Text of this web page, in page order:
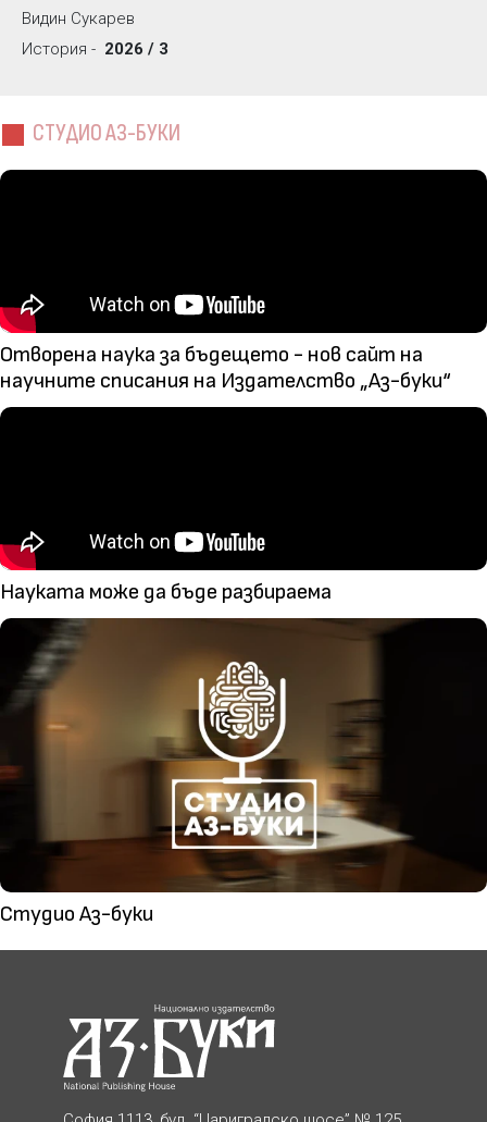
Видин Сукарев
История - 2026 / 3
СТУДИО АЗ-БУКИ
Отворена наука за бъдещето - нов сайт на
научните списания на Издателство „Аз-буки“
Науката може да бъде разбираема
Студио Аз-буки